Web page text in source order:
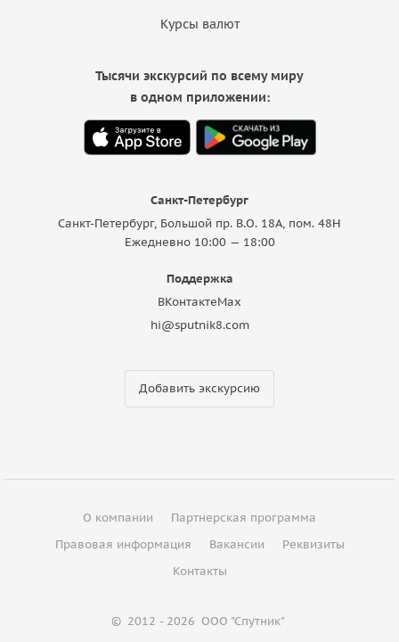
Курсы валют
Санкт-Петербург
Санкт-Петербург, Большой пр. В.О. 18A, пом. 48Н
Ежедневно 10:00 — 18:00
Поддержка
ВКонтактеMax
hi@sputnik8.com
Добавить экскурсию
Тысячи экскурсий по всему миру
в одном приложении:
О компании
Партнерская программа
Правовая информация
Вакансии
Реквизиты
Контакты
© 2012 - 2026 ООО "Спутник"